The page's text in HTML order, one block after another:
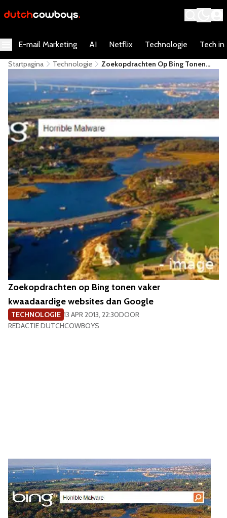
E-mail Marketing AI Netflix Technologie Tech in
Startpagina Technologie
Zoekopdrachten Op Bing Tonen
Google
Zoekopdrachten op Bing tonen vaker
kwaadaardige websites dan Google
TECHNOLOGIE 13 APR 2013, 22:30DOOR
REDACTIE DUTCHCOWBOYS